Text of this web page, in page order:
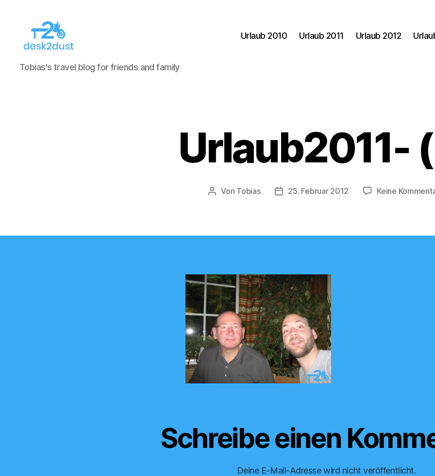
desk2dust
Tobias's travel blog for friends and family
Urlaub 2010 Urlaub 2011 Urlaub 2012
Urlaub2011-
Beitragsautor
Von Tobias Veröffentlichungsdatum
25. Februar 2012 Keine
Schreibe einen
Deine E-Mail-Adresse wird nicht veröffentlicht.